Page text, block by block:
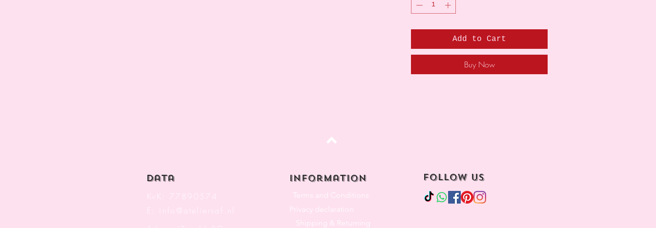
Add to Cart
Buy Now
data Information
KvK: 77890574
E:
info@ateliersaf.nl
Terms and Conditions
Privacy declaration
Shipping & Returning
follow us